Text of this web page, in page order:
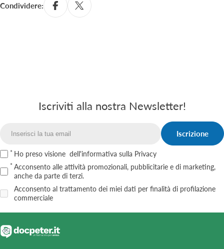
Condividere:
Iscriviti alla nostra Newsletter!
Iscrizione
Ho preso visione dell'informativa sulla Privacy
Acconsento alle attività promozionali, pubblicitarie e di marketing,
anche da parte di terzi.
Acconsento al trattamento dei miei dati per finalità di profilazione
commerciale